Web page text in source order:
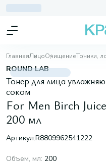
ГлавнаяЛицоОчищениеТоники,
ROUND LAB
Тонер для лица
соком
For Men Birch
200 мл
Артикул:R8809962541222
Объем, мл: 200